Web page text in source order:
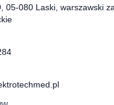
05-080 Laski, warszawski